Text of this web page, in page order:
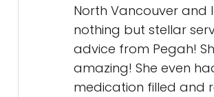
North Vancouver and
nothing but stellar
advice from Pegah!
amazing! She even
medication filled and